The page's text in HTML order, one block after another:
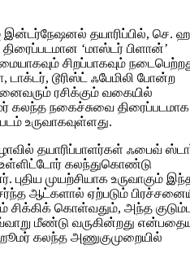
இன்டர்நேஷனல் தயாரிப்பில், செ.
திரைப்படமான ‘மாஸ்டர் பிளான்’
சிறப்பாகவும்
டூரிஸ்ட் ஃபேமிலி போன்ற
ரசிக்கும் வகையில்
கலந்த நகைச்சுவை திரைப்படமாக
உருவாகவுள்ளது.
தயாரிப்பாளர்கள் ஃபைவ்
கலந்துகொண்டு
புதிய முயற்சியாக உருவாகும்
ஆட்களால் ஏற்படும்
சிக்கிக் கொள்வதும், அந்த
மீண்டு வருகின்றது
கலந்த அணுகுமுறையில்